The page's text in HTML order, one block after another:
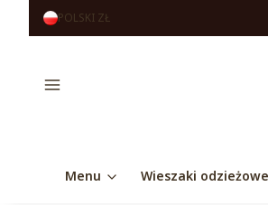
POLSKI ZŁ
Menu
Menu Wieszaki odzieżowe